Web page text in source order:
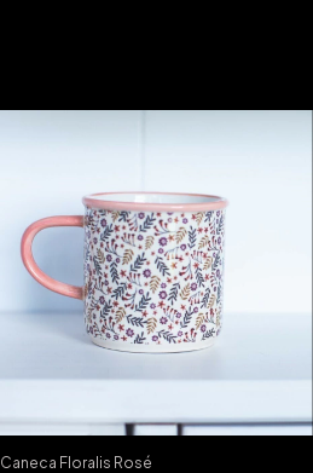
Caneca Floralis Rosé